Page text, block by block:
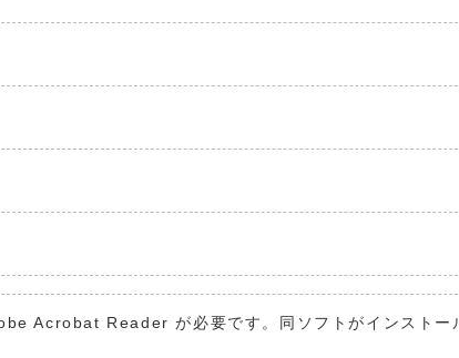
Acrobat Reader が必要です。同ソフトがインストー